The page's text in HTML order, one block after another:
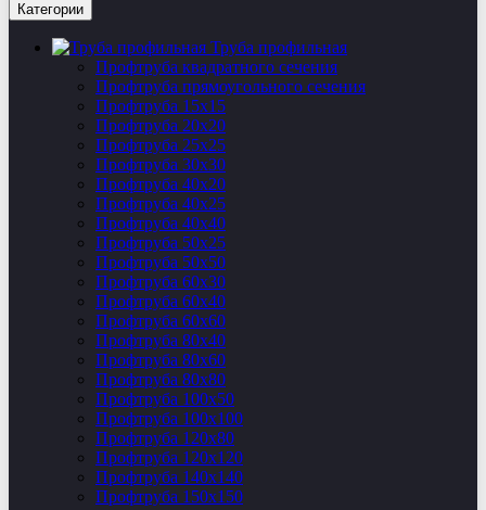
Категории
Труба профильная
Профтруба квадратного сечения
Профтруба прямоугольного сечения
Профтруба 15х15
Профтруба 20х20
Профтруба 25х25
Профтруба 30х30
Профтруба 40х20
Профтруба 40х25
Профтруба 40х40
Профтруба 50х25
Профтруба 50х50
Профтруба 60х30
Профтруба 60х40
Профтруба 60х60
Профтруба 80х40
Профтруба 80х60
Профтруба 80х80
Профтруба 100х50
Профтруба 100х100
Профтруба 120х80
Профтруба 120х120
Профтруба 140х140
Профтруба 150х150